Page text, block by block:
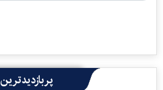
پربازدیدترین